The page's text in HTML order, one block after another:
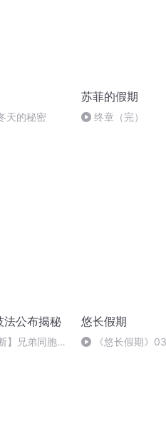
天的秘密
苏菲的假期
终章（完）
法公布揭秘
】兄弟同胞法
悠长假期
《悠长假期》